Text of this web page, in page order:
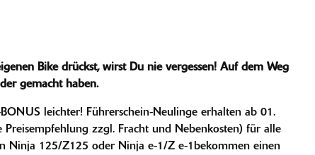
Bike drückst, wirst Du nie vergessen! Auf dem Weg
gemacht haben.
leichter! Führerschein-Neulinge erhalten ab 01.
zzgl. Fracht und Nebenkosten) für alle
Ninja 125/Z125 oder Ninja e-1/Z e-1bekommen einen